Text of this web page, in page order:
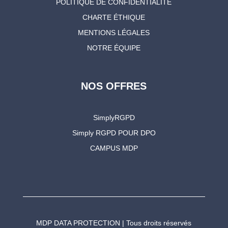
POLITIQUE DE CONFIDENTIALITÉ
CHARTE ÉTHIQUE
MENTIONS LÉGALES
NOTRE ÉQUIPE
NOS OFFRES
SimplyRGPD
Simply RGPD POUR DPO
CAMPUS MDP
MDP DATA PROTECTION | Tous droits réservés